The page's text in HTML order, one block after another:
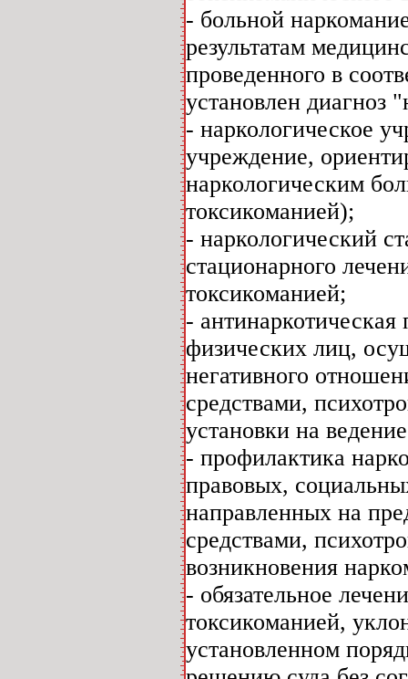
- больной
результатам
проведенного в
установлен диагноз
- наркологическое
учреждение,
наркологическим
токсикоманией);
- наркологический
стационарного
токсикоманией;
-
физических лиц,
негативного
средствами,
установки на
- профилактика
правовых,
направленных на
средствами,
возникновения
- обязательное
токсикоманией,
установленном